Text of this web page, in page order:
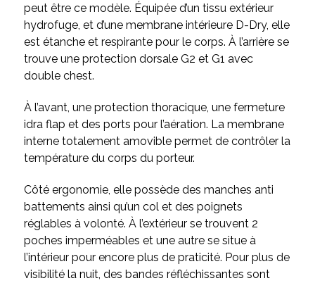
peut être ce modèle. Équipée d’un tissu extérieur
hydrofuge, et d’une membrane intérieure D-Dry, elle
est étanche et respirante pour le corps. À l’arrière se
trouve une protection dorsale G2 et G1 avec
double chest.
À l’avant, une protection thoracique, une fermeture
idra flap et des ports pour l’aération. La membrane
interne totalement amovible permet de contrôler la
température du corps du porteur.
Côté ergonomie, elle possède des manches anti
battements ainsi qu’un col et des poignets
réglables à volonté. À l’extérieur se trouvent 2
poches imperméables et une autre se situe à
l’intérieur pour encore plus de praticité. Pour plus de
visibilité la nuit, des bandes réfléchissantes sont